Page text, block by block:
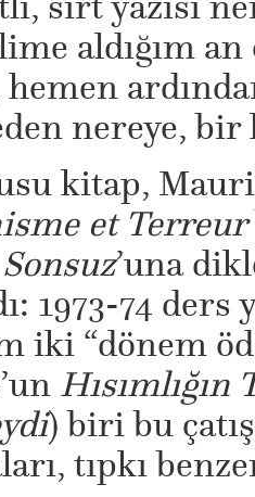
aldığım
hemen
nereye, bir
kitap,
et Terreur
Sonsuz’una
1973-74 ders
iki “dönem
Hısımlığın
) biri bu
tıpkı